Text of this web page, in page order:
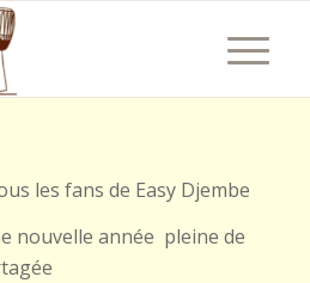
les fans de Easy Djembe
nouvelle année pleine de